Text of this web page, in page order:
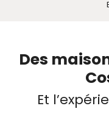
Des
Et